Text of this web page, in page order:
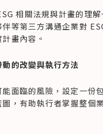
相關法規與計畫的理
等第三方溝通企業對
畫內容。
的改變與執行方法
面臨的風險，設定一份
，有助執行者掌握整個